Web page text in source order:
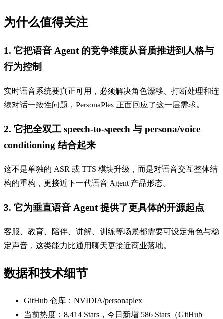
为什么值得关注
1. 它把语音 Agent 的竞争维度从音质推进到人格与
行为控制
实时语音系统要真正可用，必须解决角色漂移、打断处理和连
续对话一致性问题，PersonaPlex 正面回应了这一层需求。
2. 它把全双工 speech-to-speech 与 persona/voice
conditioning 结合起来
这不是单独的 ASR 或 TTS 模块升级，而是对语音交互整体结
构的重构，更接近下一代语音 Agent 产品形态。
3. 它为垂直语音 Agent 提供了更具体的开源起点
客服、教育、陪伴、讲解、训练等场景都需要可设定角色与稳
定声音，这类能力比通用聊天更接近商业落地。
数据和技术细节
GitHub 仓库：NVIDIA/personaplex
当前热度：8,414 Stars，今日新增 586 Stars（GitHub